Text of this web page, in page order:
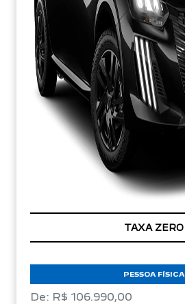
TAXA ZERO
PESSOA FÍSICA
De: R$ 106.990,00